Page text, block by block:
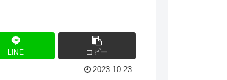
LINE コピー
2023.10.23